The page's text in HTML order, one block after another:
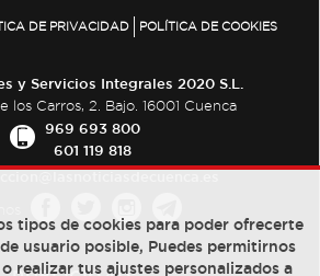
DE PRIVACIDAD POLÍTICA DE COOKIES
y Servicios Integrales 2020 S.L.
los Carros, 2. Bajo. 16001 Cuenca
969 693 800
601 119 818
tipos de cookies para poder ofrecerte
usuario posible, Puedes permitirnos
realizar tus ajustes personalizados a